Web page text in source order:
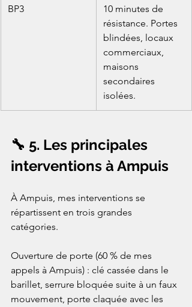
BP3
10 minutes de
résistance. Portes
blindées, locaux
commerciaux,
maisons
secondaires
isolées.
🔧 5. Les principales
interventions à Ampuis
À Ampuis, mes interventions se
répartissent en trois grandes
catégories.
Ouverture de porte (60 % de mes
appels à Ampuis) : clé cassée dans le
barillet, serrure bloquée suite à un faux
mouvement, porte claquée avec les